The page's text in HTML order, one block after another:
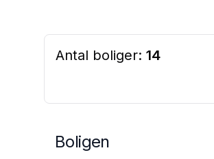
Antal boliger: 14
Boligen